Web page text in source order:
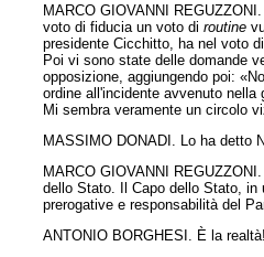
MARCO GIOVANNI
voto di fiducia un voto diroutine
presidente Cicchitto, ha nel voto
Poi vi sono state delle domande
opposizione, aggiungendo poi:
ordine all'incidente avvenuto
Mi sembra veramente un circolo
MASSIMO DONADI. Lo ha detto
MARCO GIOVANNI
dello Stato. Il Capo dello Stato,
prerogative e responsabilità del
ANTONIO BORGHESI. È la realtà!